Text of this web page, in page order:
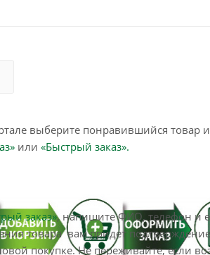
выберите понравившийся товар
или «Быстрый заказ».
заказ», напишите ФИО, телефон и
товара вам придет
покупке. Не переживайте, если